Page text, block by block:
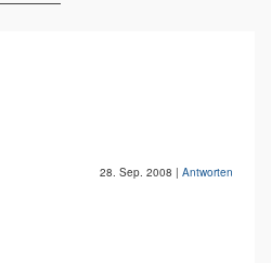
28. Sep. 2008 | Antworten